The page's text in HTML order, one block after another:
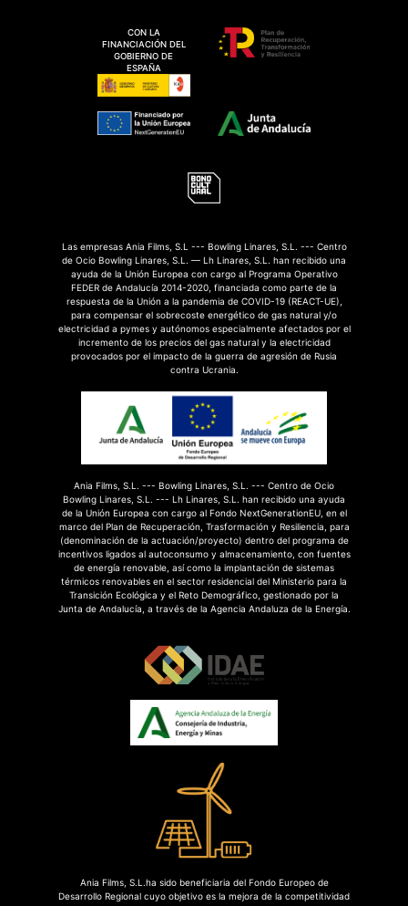
CON LA
FINANCIACIÓN DEL
GOBIERNO DE
ESPAÑA
Las empresas Ania Films, S.L --- Bowling Linares, S.L. --- Centro
de Ocio Bowling Linares, S.L. — Lh Linares, S.L. han recibido una
ayuda de la Unión Europea con cargo al Programa Operativo
FEDER de Andalucía 2014-2020, financiada como parte de la
respuesta de la Unión a la pandemia de COVID-19 (REACT-UE),
para compensar el sobrecoste energético de gas natural y/o
electricidad a pymes y autónomos especialmente afectados por el
incremento de los precios del gas natural y la electricidad
provocados por el impacto de la guerra de agresión de Rusia
contra Ucrania.
Ania Films, S.L. --- Bowling Linares, S.L. --- Centro de Ocio
Bowling Linares, S.L. --- Lh Linares, S.L. han recibido una ayuda
de la Unión Europea con cargo al Fondo NextGenerationEU, en el
marco del Plan de Recuperación, Trasformación y Resiliencia, para
(denominación de la actuación/proyecto) dentro del programa de
incentivos ligados al autoconsumo y almacenamiento, con fuentes
de energía renovable, así como la implantación de sistemas
térmicos renovables en el sector residencial del Ministerio para la
Transición Ecológica y el Reto Demográfico, gestionado por la
Junta de Andalucía, a través de la Agencia Andaluza de la Energía.
Ania Films, S.L.ha sido beneficiaria del Fondo Europeo de
Desarrollo Regional cuyo objetivo es la mejora de la competitividad